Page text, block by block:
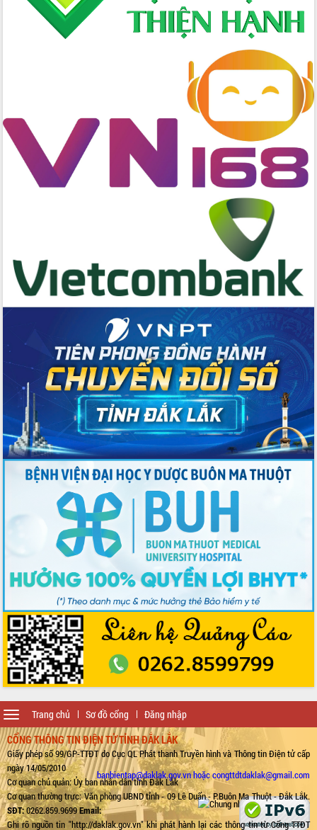
Trang chủ Sơ đồ cổng Đăng nhập
Toggle
navigation
CỔNG THÔNG TIN ĐIỆN TỬ TỈNH ĐẮK LẮK
Giấy phép số 99/GP-TTĐT do Cục QL Phát thanh Truyền hình và Thông tin Điện tử cấp
ngày 14/05/2010
Cơ quan chủ quản: Ủy ban nhân dân tỉnh Đắk Lắk
Cơ quan thường trực: Văn phòng UBND tỉnh - 09 Lê Duẩn - P.Buôn Ma Thuột - Đắk Lắk.
SĐT:0262.859.9699Email:
banbientap@daklak.gov.vn hoặc congttdtdaklak@gmail.com
Ghi rõ nguồn tin "http://daklak.gov.vn" khi phát hành lại các thông tin từ Cổng TTĐT